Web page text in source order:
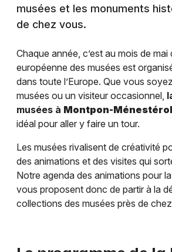
musées et les monuments
de chez vous.
Chaque année, c’est au mois de mai
européenne des musées est
dans toute l’Europe. Que vous
musées ou un visiteur occasionnel,
musées à Montpon-Ménestérol
idéal pour aller y faire un tour.
Les musées rivalisent de créativité
des animations et des visites qui
Notre agenda des animations pour
vous proposent donc de partir à la
collections des musées près de